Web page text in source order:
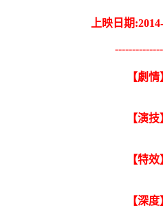
上映日期
【劇
【演
【特
【深